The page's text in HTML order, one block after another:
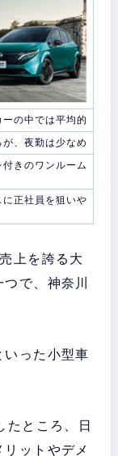
の中では平均的
、夜勤は少なめ
きのワンルーム
に正社員を狙いや
上を誇る大
で、神奈川
いった小型車
たところ、日
ットやデメ